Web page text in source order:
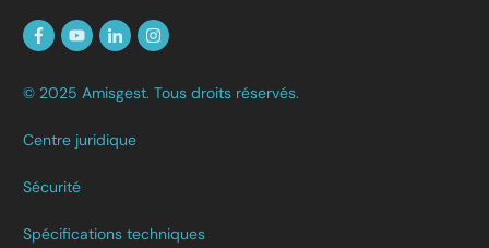
© 2025 Amisgest. Tous droits réservés.
Centre juridique
Sécurité
Spécifications techniques